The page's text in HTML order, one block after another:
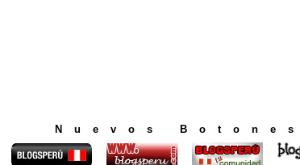
Nuevos Botones